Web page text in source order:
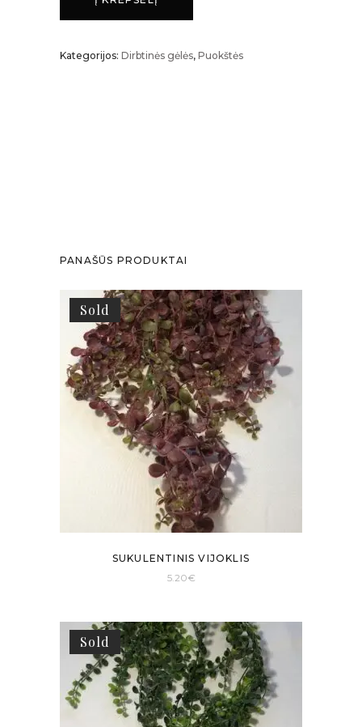
Kategorijos: Dirbtinės gėlės, Puokštės
PANAŠŪS PRODUKTAI
Sold
SUKULENTINIS VIJOKLIS
5.20€
Sold